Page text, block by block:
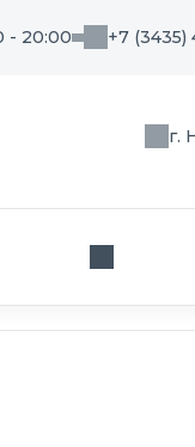
- 20:00 +7 (3435)
г.
Заказ